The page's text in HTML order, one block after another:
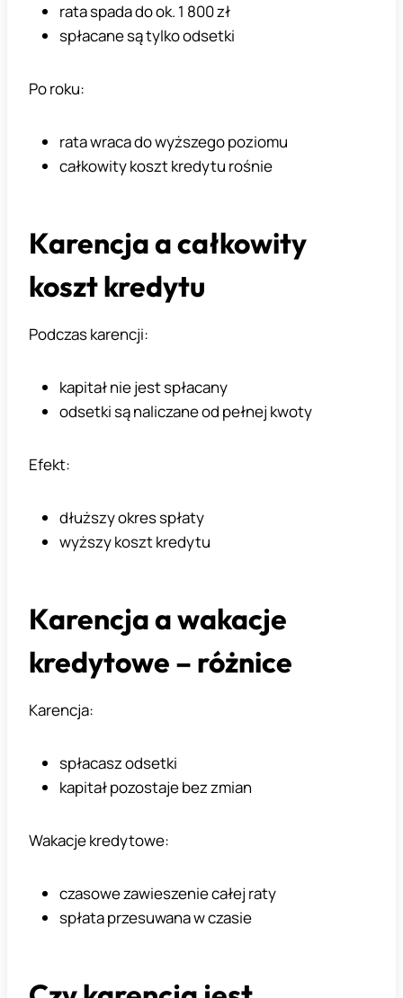
rata spada do ok. 1 800 zł
spłacane są tylko odsetki
Po roku:
rata wraca do wyższego poziomu
całkowity koszt kredytu rośnie
Karencja a całkowity
koszt kredytu
Podczas karencji:
kapitał nie jest spłacany
odsetki są naliczane od pełnej kwoty
Efekt:
dłuższy okres spłaty
wyższy koszt kredytu
Karencja a wakacje
kredytowe – różnice
Karencja:
spłacasz odsetki
kapitał pozostaje bez zmian
Wakacje kredytowe:
czasowe zawieszenie całej raty
spłata przesuwana w czasie